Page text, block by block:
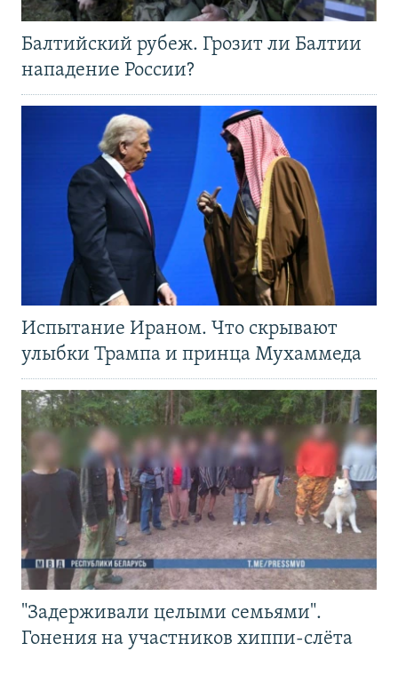
Балтийский рубеж. Грозит ли Балтии
нападение России?
Испытание Ираном. Что скрывают
улыбки Трампа и принца Мухаммеда
"Задерживали целыми семьями".
Гонения на участников хиппи-слёта